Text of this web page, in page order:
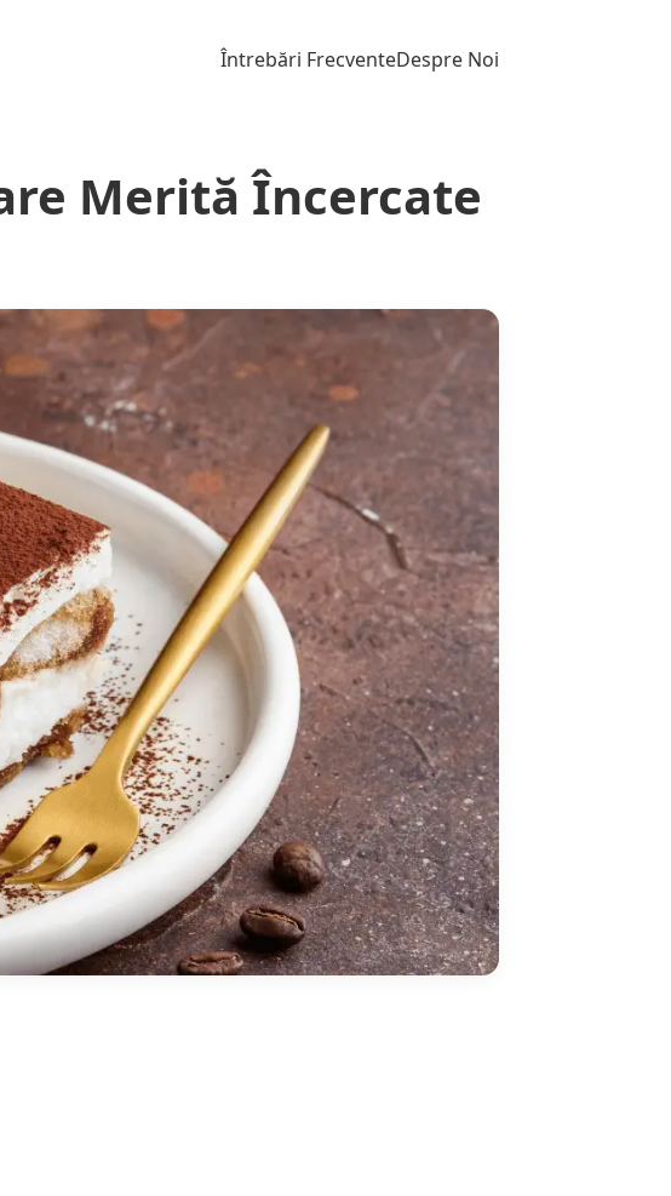
Întrebări FrecventeDespre Noi
Merită Încercate